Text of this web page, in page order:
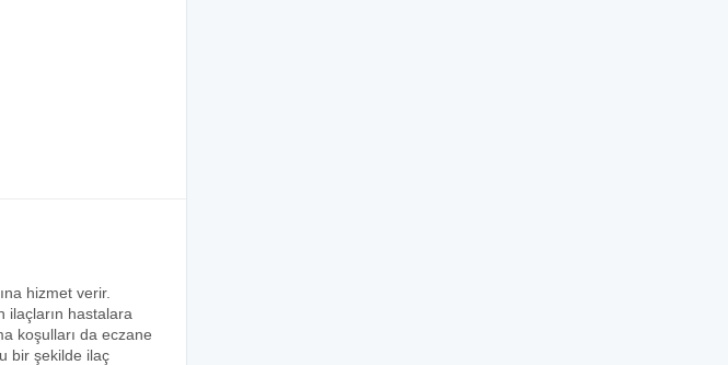
hizmet verir.
ilaçların hastalara
koşulları da eczane
bir şekilde ilaç